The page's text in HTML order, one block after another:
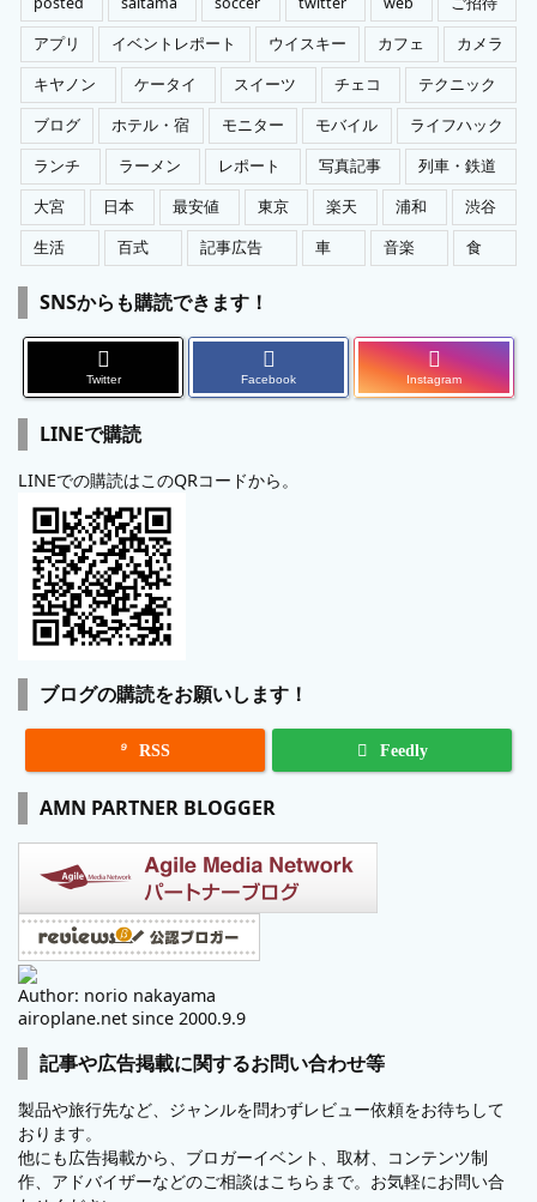
アプリ
イベントレポート ウイスキー カフェ
カメラ
キヤノン
ケータイ スイーツ チェコ
テクニック
ブログ
ホテル・宿 モニター モバイル
ライフハック
ランチ
ラーメン レポート 写真記事
列車・鉄道
大宮
日本 最安値 東京 楽天 浦和
渋谷
生活
百式 記事広告 車 音楽 食
SNSからも購読できます！
Twitter Facebook Instagram
LINEで購読
LINEでの購読はこのQRコードから。
ブログの購読をお願いします！
 RSS Feedly
AMN PARTNER BLOGGER
Author: norio nakayama
airoplane.net since 2000.9.9
記事や広告掲載に関するお問い合わせ等
製品や旅行先など、ジャンルを問わずレビュー依頼をお待ちして
おります。
他にも広告掲載から、ブロガーイベント、取材、コンテンツ制
作、アドバイザーなどのご相談はこちらまで。お気軽にお問い合